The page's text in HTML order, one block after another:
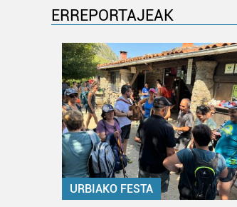
ERREPORTAJEAK
URBIAKO FESTA